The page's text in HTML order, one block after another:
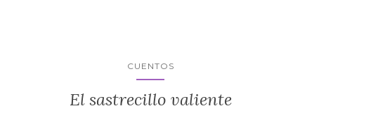
CUENTOS
El sastrecillo valiente